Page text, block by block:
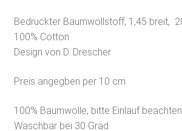
Bedruckter Baumwollstoff, 1,45 breit,
100% Cotton
Design von D. Drescher
Preis angegben per 10 cm
100% Baumwolle, bitte Einlauf beachten
Waschbar bei 30 Grad